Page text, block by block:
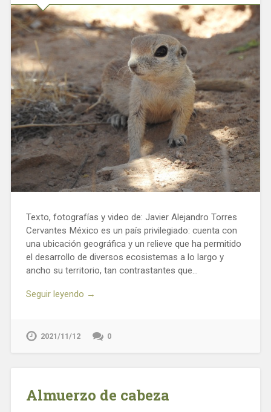
Texto, fotografías y video de: Javier Alejandro Torres
Cervantes México es un país privilegiado: cuenta con
una ubicación geográfica y un relieve que ha permitido
el desarrollo de diversos ecosistemas a lo largo y
ancho su territorio, tan contrastantes que…
Seguir leyendo →
2021/11/12 0
Almuerzo de cabeza